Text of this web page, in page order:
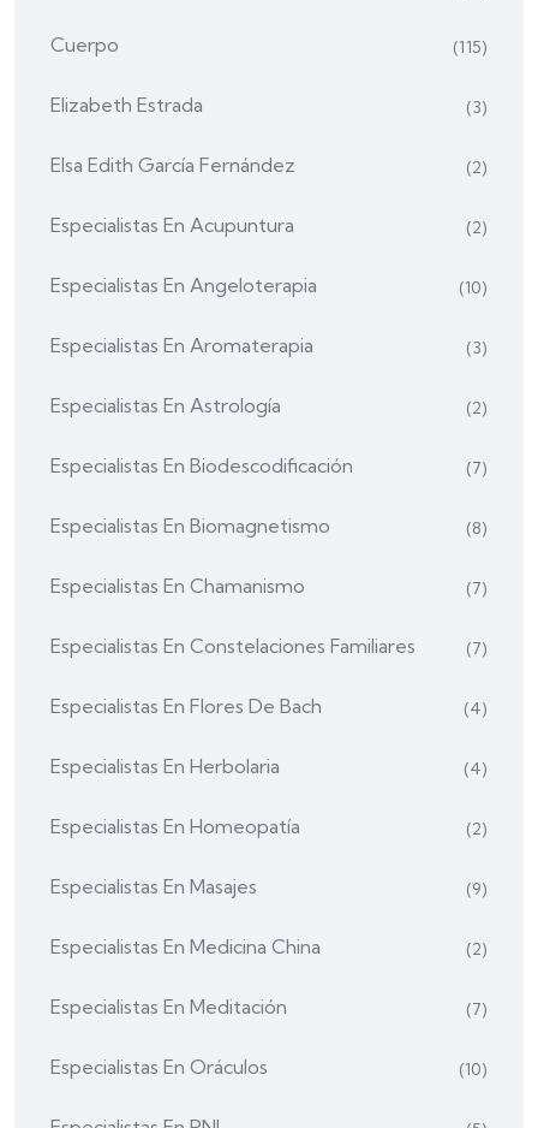
Cuerpo (115)
Elizabeth Estrada (3)
Elsa Edith García Fernández (2)
Especialistas En Acupuntura (2)
Especialistas En Angeloterapia (10)
Especialistas En Aromaterapia (3)
Especialistas En Astrología (2)
Especialistas En Biodescodificación (7)
Especialistas En Biomagnetismo (8)
Especialistas En Chamanismo (7)
Especialistas En Constelaciones Familiares (7)
Especialistas En Flores De Bach (4)
Especialistas En Herbolaria (4)
Especialistas En Homeopatía (2)
Especialistas En Masajes (9)
Especialistas En Medicina China (2)
Especialistas En Meditación (7)
Especialistas En Oráculos (10)